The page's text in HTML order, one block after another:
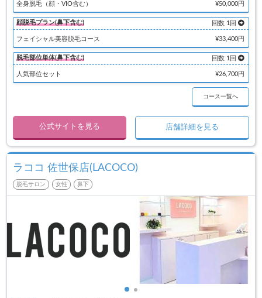
全身脱毛（顔・VIO含む） ¥50,000円
顔脱毛プラン(鼻下含む) 回数 1回
フェイシャル美容脱毛コース ¥33,400円
脱毛部位単体(鼻下含む) 回数 1回
人気部位セット ¥26,700円
コース一覧へ
公式サイトを見る 店舗詳細を見る
ラココ 佐世保店(LACOCO)
脱毛サロン 女性 鼻下